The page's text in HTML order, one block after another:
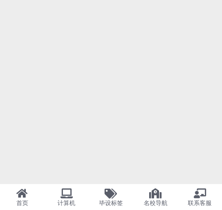
首页 计算机 毕设标签 名校导航 联系客服